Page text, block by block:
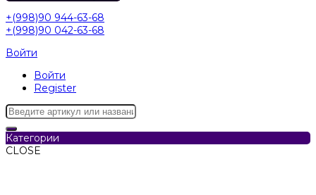
+(998)90 944-63-68
+(998)90 042-63-68
Войти
Войти
Register
Категории
CLOSE